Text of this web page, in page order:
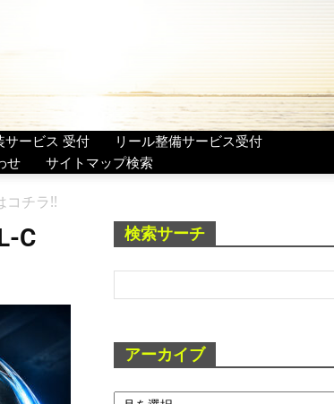
サービス 受付
リール整備サービス受付
せ サイトマップ検索
コチラ!!
C
検索サーチ
アーカイブ
ア